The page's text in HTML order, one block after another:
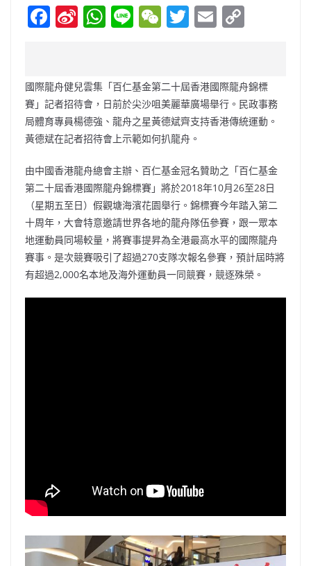
F
e
b
o
o
k
Si
W
ei
b
o
W
s
A
p
p
Li W
h
at
T
er
E
l y
Li
n
國際龍舟健兒雲集「百仁基金第二十屆香港國際龍舟錦標
賽」記者招待會，日前於尖沙咀美麗華廣場舉行。民政事務
局體育專員楊德強、龍舟之星黃德斌齊支持香港傳統運動。
黃德斌在記者招待會上示範如何扒龍舟。
由中國香港龍舟總會主辦、百仁基金冠名贊助之「百仁基金
第二十屆香港國際龍舟錦標賽」將於2018年10月26至28日
（星期五至日）假觀塘海濱花園舉行。錦標賽今年踏入第二
十周年，大會特意邀請世界各地的龍舟隊伍參賽，跟一眾本
地運動員同場較量，將賽事提昇為全港最高水平的國際龍舟
賽事。是次競賽吸引了超過270支隊次報名參賽，預計屆時將
有超過2,000名本地及海外運動員一同競賽，競逐殊榮。